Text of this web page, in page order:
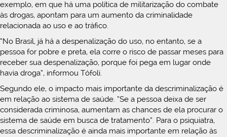
exemplo, em que há uma política de militarização do combate
às drogas, apontam para um aumento da criminalidade
relacionada ao uso e ao tráfico.
“No Brasil, já há a despenalização do uso, no entanto, se a
pessoa for pobre e preta, ela corre o risco de passar meses para
receber sua despenalização, porque foi pega em lugar onde
havia droga”, informou Tófoli.
Segundo ele, o impacto mais importante da descriminalização é
em relação ao sistema de saúde. “Se a pessoa deixa de ser
considerada criminosa, aumentam as chances de ela procurar o
sistema de saúde em busca de tratamento”. Para o psiquiatra,
essa descriminalização é ainda mais importante em relação às